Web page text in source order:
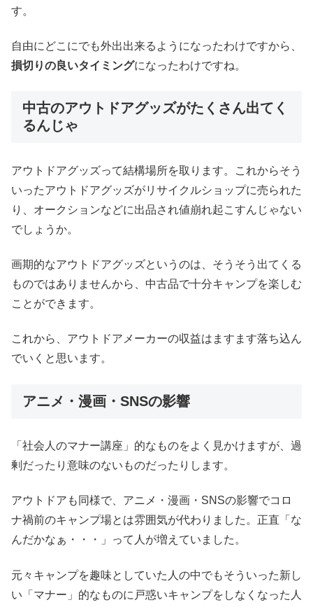
す。
自由にどこにでも外出出来るようになったわけですから、
損切りの良いタイミングになったわけですね。
中古のアウトドアグッズがたくさん出てく
るんじゃ
アウトドアグッズって結構場所を取ります。これからそう
いったアウトドアグッズがリサイクルショップに売られた
り、オークションなどに出品され値崩れ起こすんじゃない
でしょうか。
画期的なアウトドアグッズというのは、そうそう出てくる
ものではありませんから、中古品で十分キャンプを楽しむ
ことができます。
これから、アウトドアメーカーの収益はますます落ち込ん
でいくと思います。
アニメ・漫画・SNSの影響
「社会人のマナー講座」的なものをよく見かけますが、過
剰だったり意味のないものだったりします。
アウトドアも同様で、アニメ・漫画・SNSの影響でコロ
ナ禍前のキャンプ場とは雰囲気が代わりました。正直「な
んだかなぁ・・・」って人が増えていました。
元々キャンプを趣味としていた人の中でもそういった新し
い「マナー」的なものに戸惑いキャンプをしなくなった人